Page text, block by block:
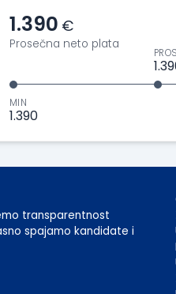
1.390 €
Prosečna neto plata
MIN
1.390
transparentnost
spajamo kandidate i